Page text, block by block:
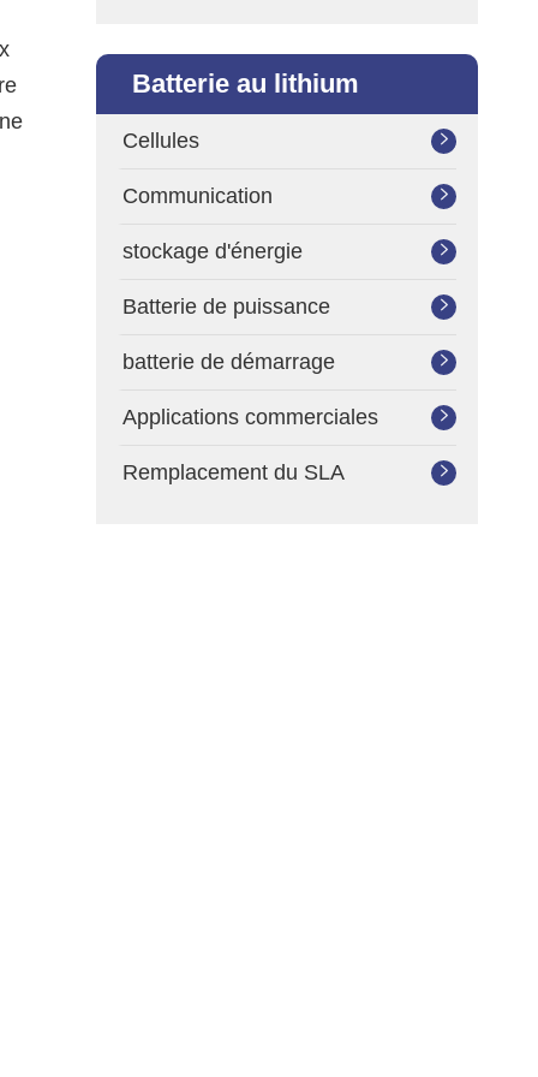
Batterie au lithium
Cellules 
Communication 
stockage d'énergie 
Batterie de puissance 
batterie de démarrage 
Applications commerciales 
Remplacement du SLA 